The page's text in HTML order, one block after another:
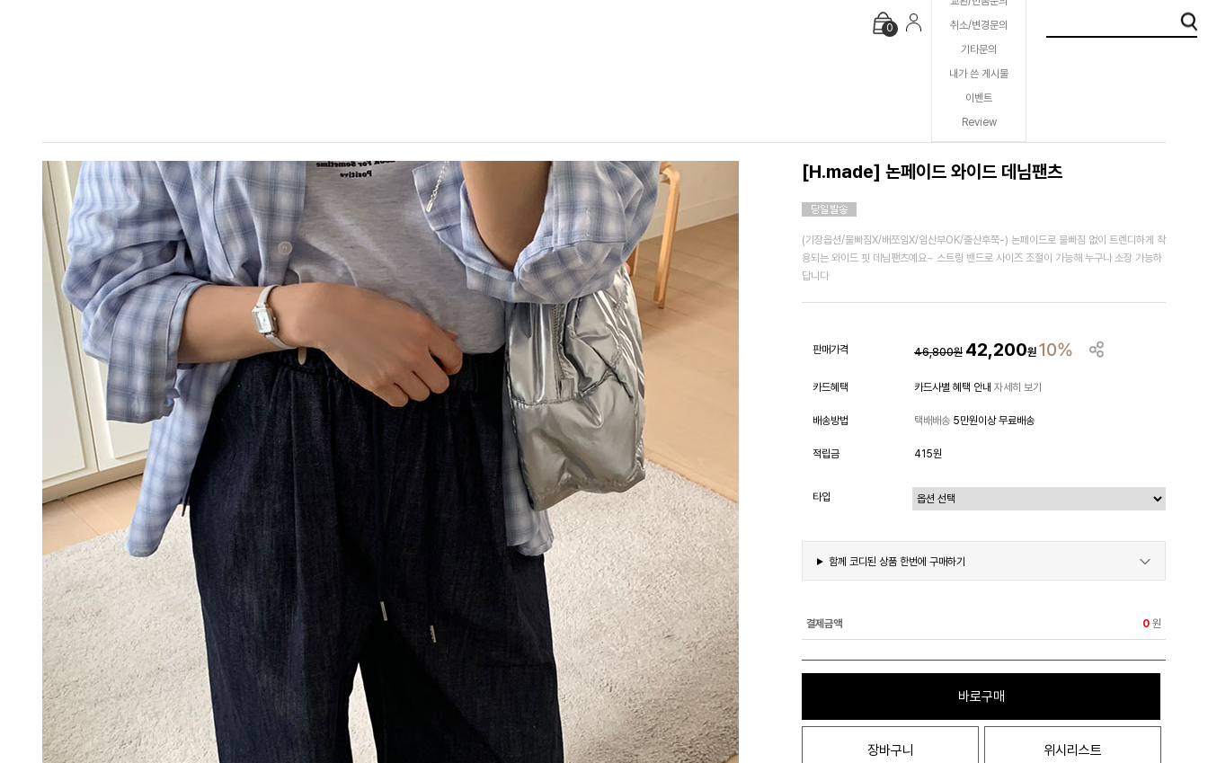
0
취소/변경문의
기타문의
내가 쓴 게시물
이벤트
Review
[H.made] 논페이드 와이드 데님팬츠
(기장옵션/물빠짐X/배쪼임X/임산부OK/출산후쭉-) 논페이드로 물빠짐 없이 트렌디하게 착
용되는 와이드 핏 데님팬츠예요~ 스트링 밴드로 사이즈 조절이 가능해 누구나 소장 가능하
답니다
판매가격 46,800원 42,200원 10%
카드혜택 카드사별 혜택 안내 자세히 보기
배송방법 택배배송 5만원이상 무료배송
적립금 415원
타입
함께 코디된 상품 한번에 구매하기
결제금액 0 원
바로구매
장바구니 위시리스트